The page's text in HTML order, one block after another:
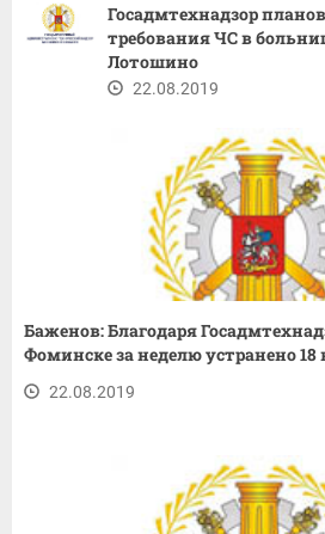
Госадмтехнадзор
требования ЧС в
Лотошино
22.08.2019
Баженов: Благодаря
Фоминске за неделю устранено
22.08.2019